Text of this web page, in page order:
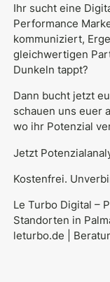
Ihr sucht eine
Performance
kommuniziert,
gleichwertigen
Dunkeln tappt?
Dann bucht jetzt
schauen uns euer
wo ihr Potenzial
Jetzt
Kostenfrei.
Le Turbo Digital –
Standorten in
leturbo.de |